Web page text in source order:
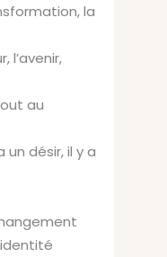
la
l’avenir,
au
un désir, il y a